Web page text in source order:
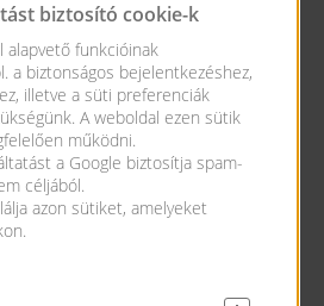
biztosító cookie-k
alapvető funkcióinak
a biztonságos bejelentkezéshez,
illetve a süti preferenciák
A weboldal ezen sütik
működni.
a Google biztosítja spam-
céljából.
azon sütiket, amelyeket
kerület)